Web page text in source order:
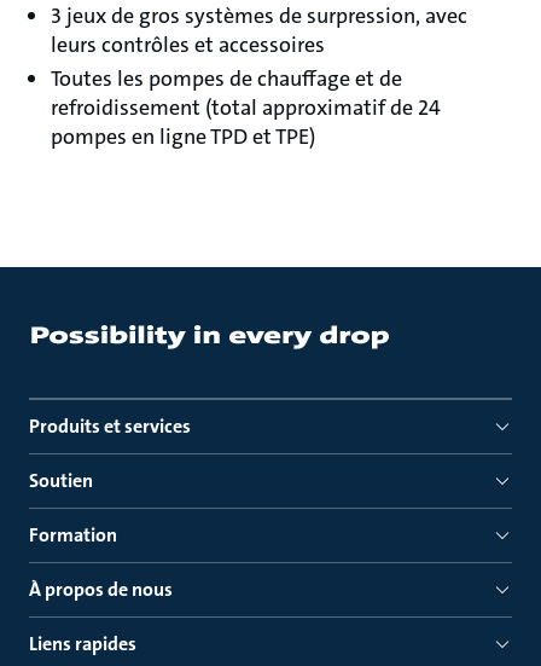
3 jeux de gros systèmes de surpression, avec
leurs contrôles et accessoires
Toutes les pompes de chauffage et de
refroidissement (total approximatif de 24
pompes en ligne TPD et TPE)
Produits et services
Soutien
Formation
À propos de nous
Liens rapides